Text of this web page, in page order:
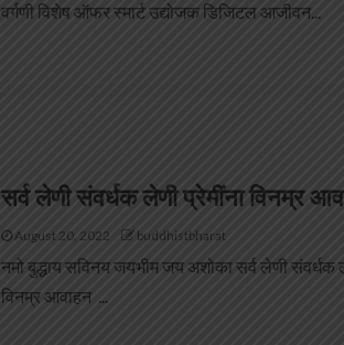
वर्गणी विशेष ऑफर स्मार्ट उद्योजक डिजिटल आजीवन...
सर्व लेणी संवर्धक लेणी प्रेमींना विनम्र
August 20, 2022 buddhistbharat
नमो बुद्धाय सविनय जयभीम जय अशोका सर्व लेणी संवर्धक
विनम्र आवाहन ...